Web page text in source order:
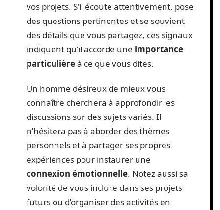
vos projets. S’il écoute attentivement, pose
des questions pertinentes et se souvient
des détails que vous partagez, ces signaux
indiquent qu’il accorde une importance
particulièreà ce que vous dites.
Un homme désireux de mieux vous
connaître cherchera à approfondir les
discussions sur des sujets variés. Il
n’hésitera pas à aborder des thèmes
personnels et à partager ses propres
expériences pour instaurer une
connexion émotionnelle. Notez aussi sa
volonté de vous inclure dans ses projets
futurs ou d’organiser des activités en